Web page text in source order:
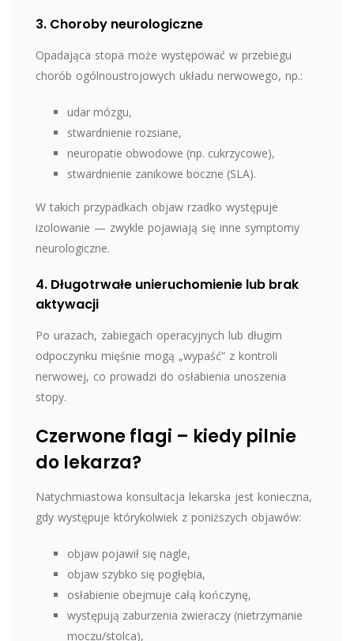
3. Choroby neurologiczne
Opadająca stopa może występować w przebiegu
chorób ogólnoustrojowych układu nerwowego, np.:
udar mózgu,
stwardnienie rozsiane,
neuropatie obwodowe (np. cukrzycowe),
stwardnienie zanikowe boczne (SLA).
W takich przypadkach objaw rzadko występuje
izolowanie — zwykle pojawiają się inne symptomy
neurologiczne.
4. Długotrwałe unieruchomienie lub brak
aktywacji
Po urazach, zabiegach operacyjnych lub długim
odpoczynku mięśnie mogą „wypaść” z kontroli
nerwowej, co prowadzi do osłabienia unoszenia
stopy.
Czerwone flagi – kiedy pilnie
do lekarza?
Natychmiastowa konsultacja lekarska jest konieczna,
gdy występuje którykolwiek z poniższych objawów:
objaw pojawił się nagle,
objaw szybko się pogłębia,
osłabienie obejmuje całą kończynę,
występują zaburzenia zwieraczy (nietrzymanie
moczu/stolca),